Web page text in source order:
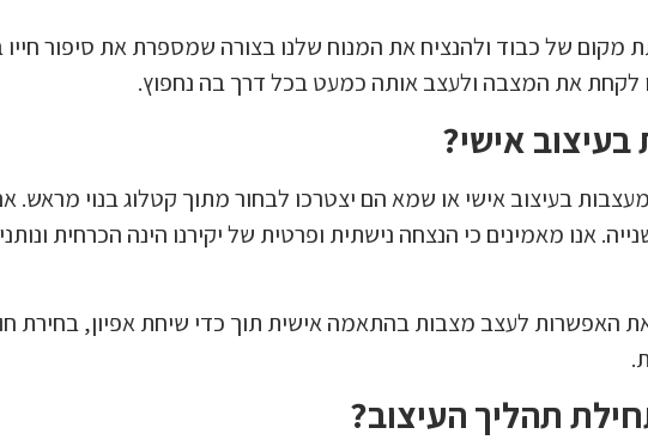
מקום של כבוד ולהנציח את המנוח שלנו בצורה שמספרת את סיפור חייו
לקחת את המצבה ולעצב אותה כמעט בכל דרך בה נחפוץ.
אישי?
בעיצוב אישי או שמא הם יצטרכו לבחור מתוך קטלוג בנוי מראש.
אנו מאמינים כי הנצחה נישתית ופרטית של יקירנו הינה הכרחית
האפשרות לעצב מצבות בהתאמה אישית תוך כדי שיחת אפיון, בחירת
תהליך העיצוב?